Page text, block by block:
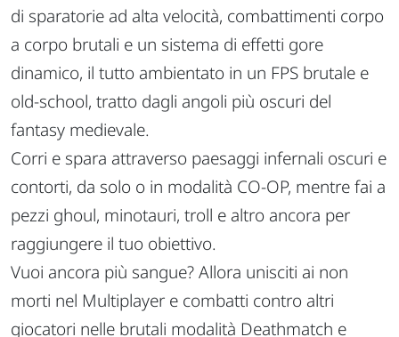
di sparatorie ad alta velocità, combattimenti corpo
a corpo brutali e un sistema di effetti gore
dinamico, il tutto ambientato in un FPS brutale e
old-school, tratto dagli angoli più oscuri del
fantasy medievale.
Corri e spara attraverso paesaggi infernali oscuri e
contorti, da solo o in modalità CO-OP, mentre fai a
pezzi ghoul, minotauri, troll e altro ancora per
raggiungere il tuo obiettivo.
Vuoi ancora più sangue? Allora unisciti ai non
morti nel Multiplayer e combatti contro altri
giocatori nelle brutali modalità Deathmatch e